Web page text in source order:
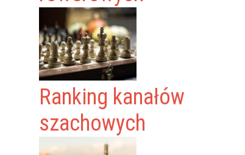
Ranking kanałów
szachowych